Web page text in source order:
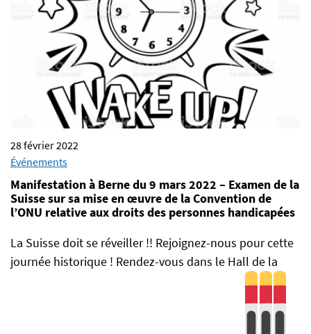
28 février 2022
Événements
Manifestation à Berne du 9 mars 2022 – Examen de la
Suisse sur sa mise en œuvre de la Convention de
l’ONU relative aux droits des personnes handicapées
La Suisse doit se réveiller !! Rejoignez-nous pour cette
journée historique ! Rendez-vous dans le Hall de la